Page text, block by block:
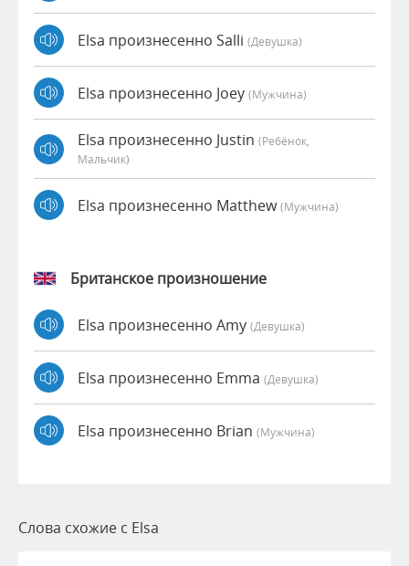
Elsa произнесенно Salli (девушка)
Elsa произнесенно Joey (мужчина)
Elsa произнесенно Justin (Ребёнок,
Мальчик)
Elsa произнесенно Matthew(мужчина)
Британское произношение
Elsa произнесенно Amy (девушка)
Elsa произнесенно Emma (девушка)
Elsa произнесенно Brian (мужчина)
Слова схожие с Elsa